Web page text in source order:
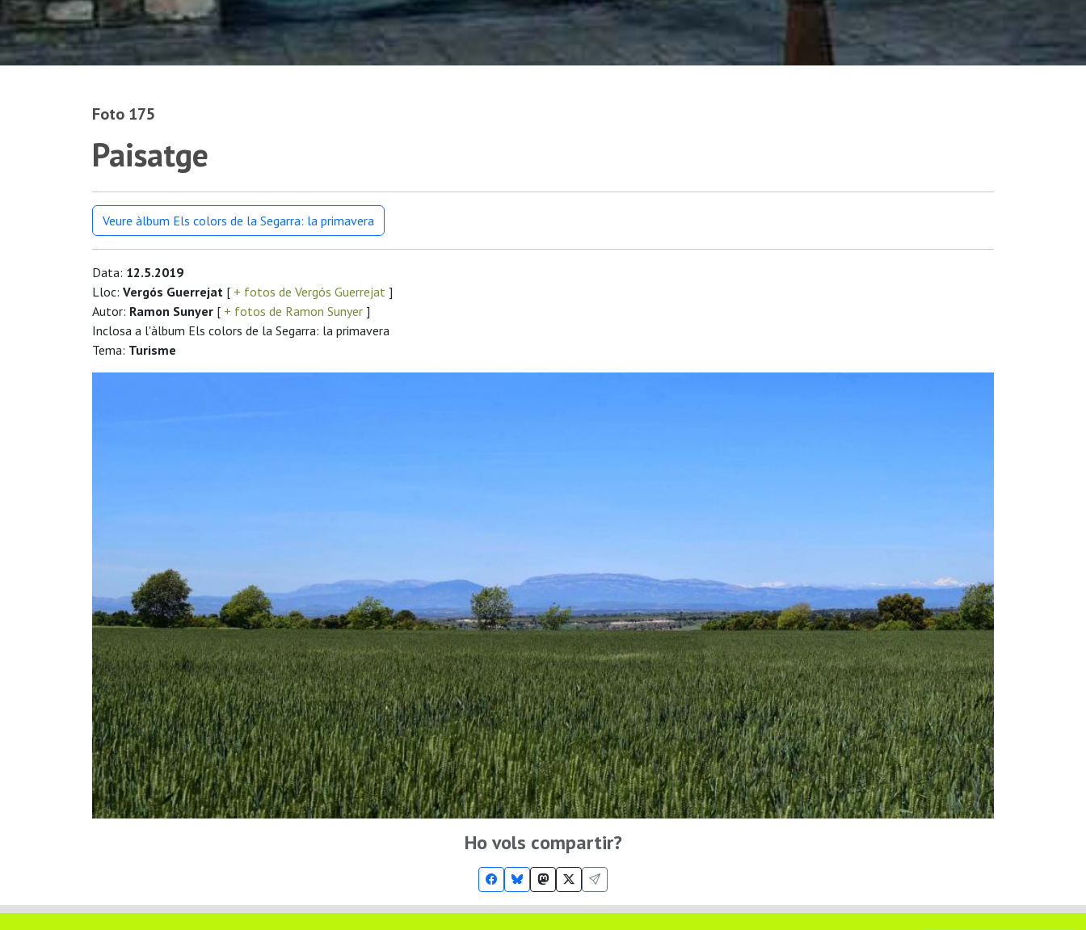
Foto 175
Paisatge
Veure àlbum Els colors de la Segarra: la primavera
Data: 12.5.2019
Lloc: Vergós Guerrejat [ + fotos de Vergós Guerrejat ]
Autor: Ramon Sunyer [ + fotos de Ramon Sunyer ]
Inclosa a l'àlbum Els colors de la Segarra: la primavera
Tema: Turisme
Ho vols compartir?